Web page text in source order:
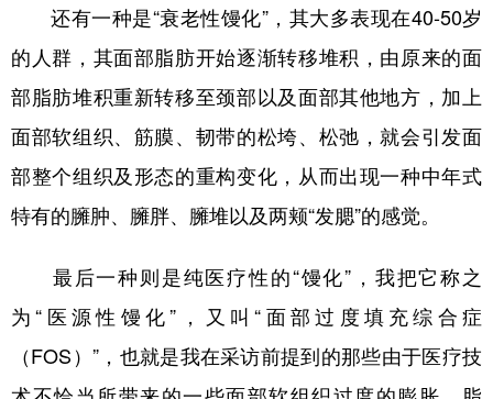
还有一种是“衰老性馒化”，其大多表现在40-50岁
的人群，其面部脂肪开始逐渐转移堆积，由原来的面
部脂肪堆积重新转移至颈部以及面部其他地方，加上
面部软组织、筋膜、韧带的松垮、松弛，就会引发面
部整个组织及形态的重构变化，从而出现一种中年式
特有的臃肿、臃胖、臃堆以及两颊“发腮”的感觉。
最后一种则是纯医疗性的“馒化”，我把它称之
为“医源性馒化”，又叫“面部过度填充综合症
（FOS）”，也就是我在采访前提到的那些由于医疗技